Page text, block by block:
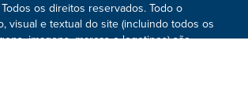
os direitos reservados. Todo o
visual e textual do site (incluindo todos os
imagens, marcas e logotipos) são